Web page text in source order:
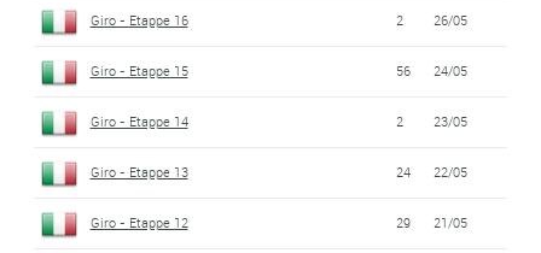
Giro - Etappe 16 2 26/05
Giro - Etappe 15 56 24/05
Giro - Etappe 14 2 23/05
Giro - Etappe 13 24 22/05
Giro - Etappe 12 29 21/05